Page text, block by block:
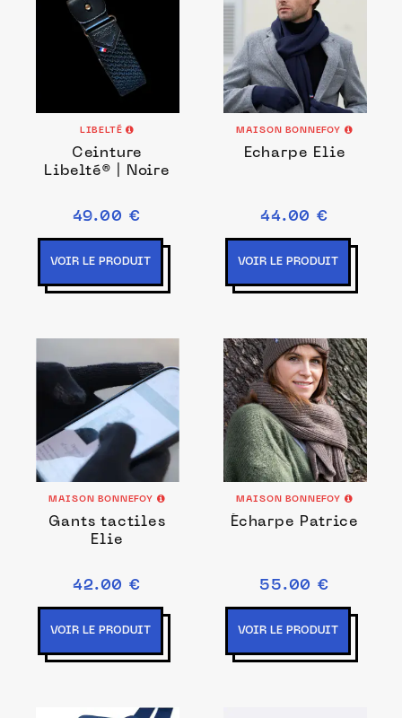
LIBELTÉ
Ceinture
Libelté® | Noire
49.00 €
VOIR LE PRODUIT
MAISON BONNEFOY
Echarpe Elie
44.00 €
VOIR LE PRODUIT
MAISON BONNEFOY
Gants tactiles
Elie
42.00 €
VOIR LE PRODUIT
MAISON BONNEFOY
Écharpe Patrice
55.00 €
VOIR LE PRODUIT